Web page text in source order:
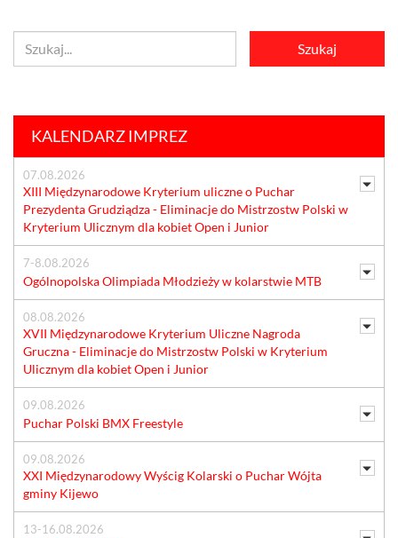
KALENDARZ IMPREZ
07.08.2026
XIII Międzynarodowe Kryterium uliczne o Puchar
Prezydenta Grudziądza - Eliminacje do Mistrzostw Polski w
Kryterium Ulicznym dla kobiet Open i Junior
7-8.08.2026
Ogólnopolska Olimpiada Młodzieży w kolarstwie MTB
08.08.2026
XVII Międzynarodowe Kryterium Uliczne Nagroda
Gruczna - Eliminacje do Mistrzostw Polski w Kryterium
Ulicznym dla kobiet Open i Junior
09.08.2026
Puchar Polski BMX Freestyle
09.08.2026
XXI Międzynarodowy Wyścig Kolarski o Puchar Wójta
gminy Kijewo
13-16.08.2026